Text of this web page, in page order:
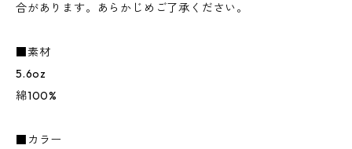
合があります。あらかじめご了承ください。
■素材
5.6oz
綿100%
■カラー